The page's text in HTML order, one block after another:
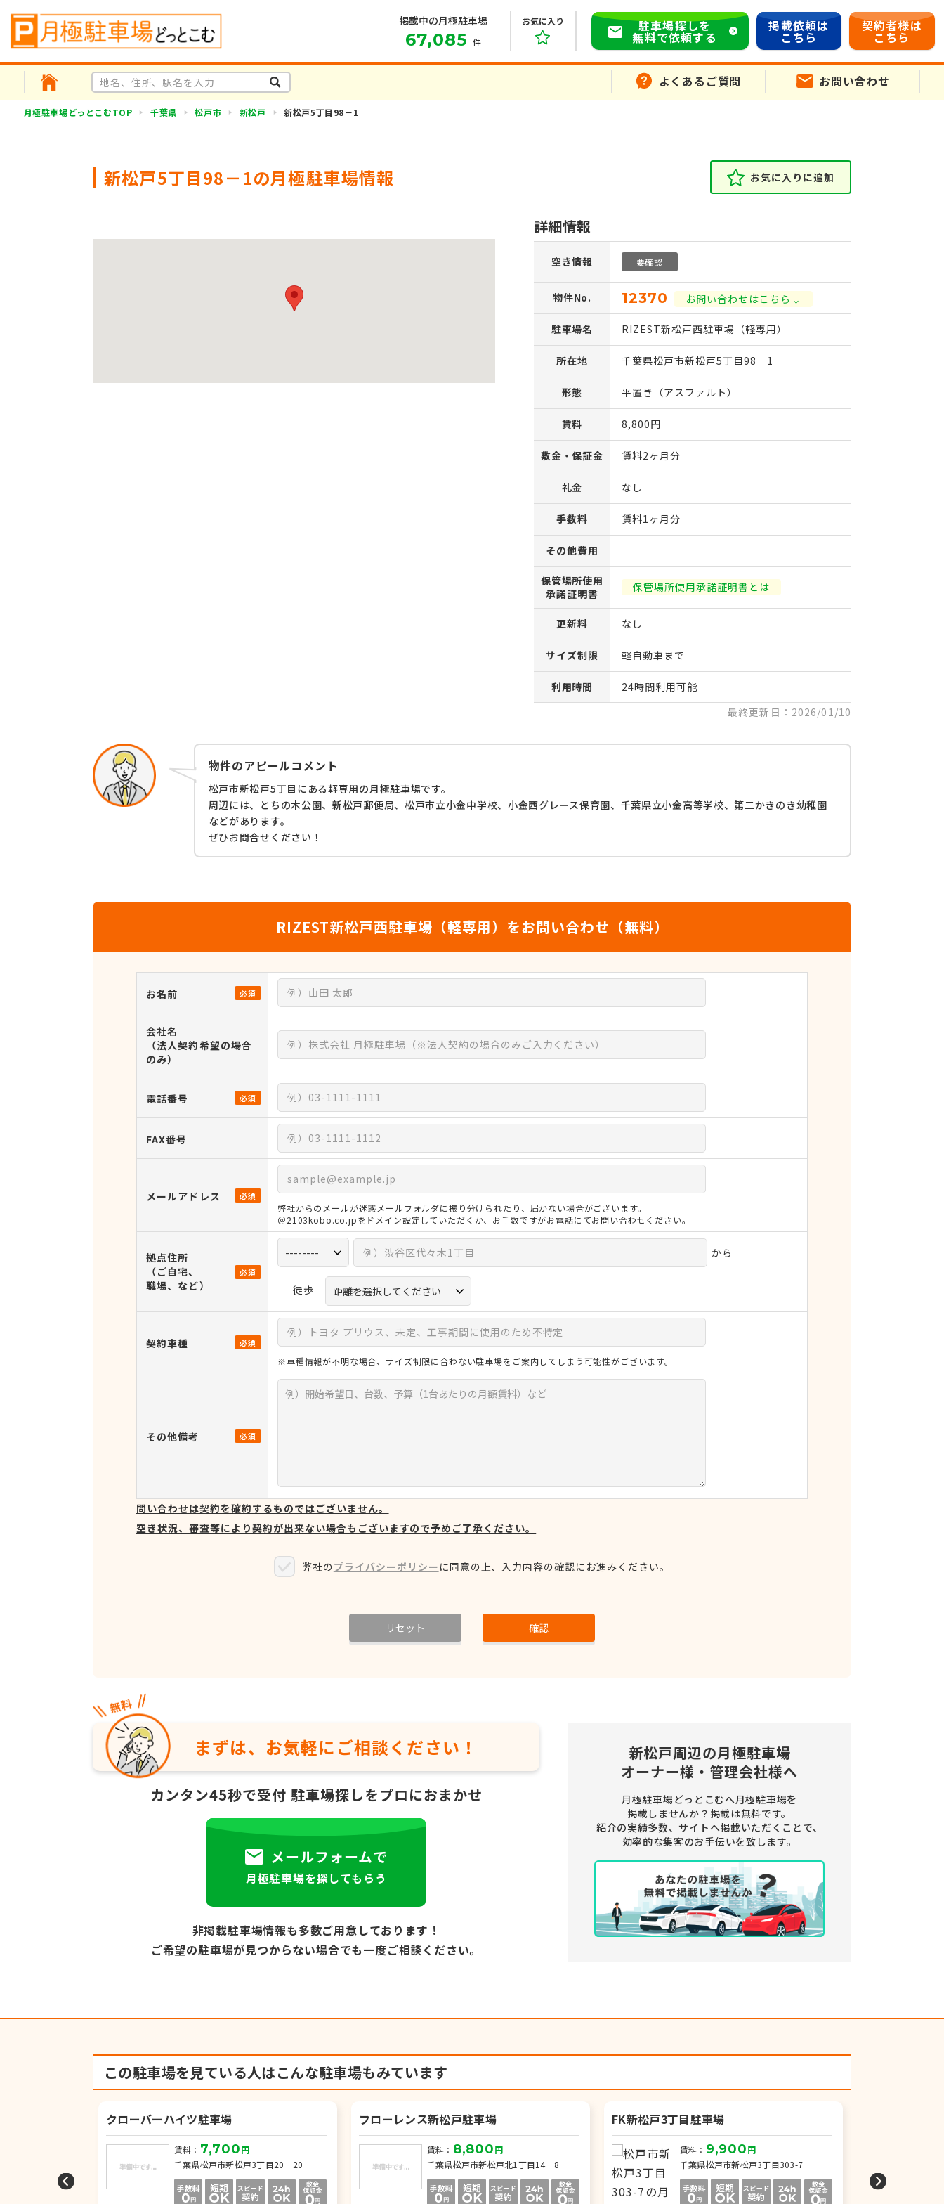
掲載中の月極駐車場
67,085 件
お気に入り 駐車場探しを
無料で依頼する
掲載依頼は
こちら
契約者様は
こちら
よくあるご質問 お問い合わせ
月極駐車場どっとこむTOP 千葉県 松戸市 新松戸 新松戸5丁目98－1
新松戸5丁目98－1の月極駐車場情報 お気に入りに追加
詳細情報
空き情報 要確認
物件No. 12370 お問い合わせはこちら↓
駐車場名 RIZEST新松戸西駐車場（軽専用）
所在地 千葉県松戸市新松戸5丁目98－1
形態 平置き（アスファルト）
賃料 8,800円
敷金・保証金 賃料2ヶ月分
礼金 なし
手数料 賃料1ヶ月分
その他費用
保管場所使用
承諾証明書
保管場所使用承諾証明書とは
更新料 なし
サイズ制限 軽自動車まで
利用時間
24時間利用可能
最終更新日：2026/01/10
物件のアピールコメント
松戸市新松戸5丁目にある軽専用の月極駐車場です。
周辺には、とちの木公園、新松戸郵便局、松戸市立小金中学校、小金西グレース保育園、千葉県立小金高等学校、第二かきのき幼稚園
などがあります。
ぜひお問合せください！
RIZEST新松戸西駐車場（軽専用）をお問い合わせ（無料）
お名前 必須
会社名
（法人契約希望の場合
のみ）
電話番号 必須
FAX番号
メールアドレス 必須
弊社からのメールが迷惑メールフォルダに振り分けられたり、届かない場合がございます。
＠2103kobo.co.jpをドメイン設定していただくか、お手数ですがお電話にてお問い合わせください。
拠点住所
（ご自宅、
職場、など）
必須
から
徒歩
契約車種 必須
※車種情報が不明な場合、サイズ制限に合わない駐車場をご案内してしまう可能性がございます。
その他備考 必須
問い合わせは契約を確約するものではございません。
空き状況、審査等により契約が出来ない場合もございますので予めご了承ください。
弊社のプライバシーポリシー に同意の上、入力内容の確認にお進みください。
リセット 確認
まずは、お気軽に ご相談ください！
カンタン45秒で受付 駐車場探しをプロにおまかせ
メールフォームで
月極駐車場を探してもらう
非掲載駐車場情報も多数ご用意しております！
ご希望の駐車場が見つからない場合でも一度ご相談ください。
新松戸周辺の月極駐車場
オーナー様・管理会社様へ
月極駐車場どっとこむへ月極駐車場を
掲載しませんか？ 掲載は無料です。
紹介の実績多数、サイトへ掲載いただくことで、
効率的な集客のお手伝いを致します。
この駐車場を見ている人はこんな駐車場もみています
クローバーハイツ駐車場
賃料： 7,700円
千葉県松戸市新松戸3丁目20－20
フローレンス新松戸駐車場
賃料： 8,800円
千葉県松戸市新松戸北1丁目14－8
FK新松戸3丁目駐車場
賃料： 9,900円
千葉県松戸市新松戸3丁目303-7